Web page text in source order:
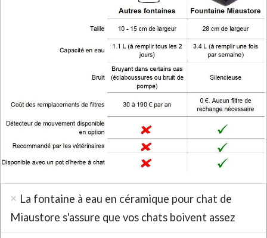
La fontaine à eau en céramique pour chat de
Miaustore s'assure que vos chats boivent assez